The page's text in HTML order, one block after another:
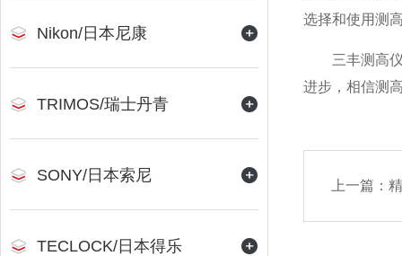
Nikon/日本尼康
TRIMOS/瑞士丹青
SONY/日本索尼
TECLOCK/日本得乐
选择和使用测
三丰测高仪
进步，相信测
上一篇：